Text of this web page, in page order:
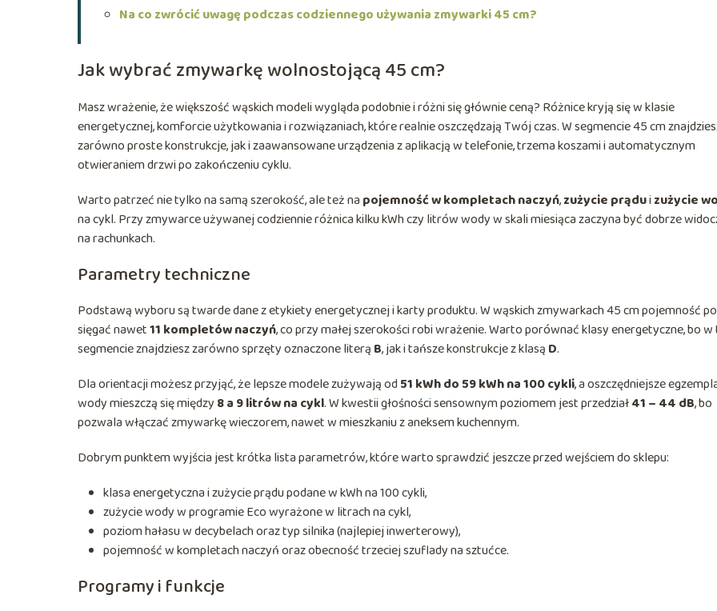
Na co zwrócić uwagę podczas codziennego używania zmywarki 45 cm?
Jak wybrać zmywarkę wolnostojącą 45 cm?
Masz wrażenie, że większość wąskich modeli wygląda podobnie i różni się głównie ceną? Różnice kryją się w klasie
energetycznej, komforcie użytkowania i rozwiązaniach, które realnie oszczędzają Twój czas. W segmencie 45 cm
zarówno proste konstrukcje, jak i zaawansowane urządzenia z aplikacją w telefonie, trzema koszami i automatycznym
otwieraniem drzwi po zakończeniu cyklu.
Warto patrzeć nie tylko na samą szerokość, ale też na pojemność w kompletach naczyń,zużycie prądui zużycie
na cykl. Przy zmywarce używanej codziennie różnica kilku kWh czy litrów wody w skali miesiąca zaczyna być dobrze
na rachunkach.
Parametry techniczne
Podstawą wyboru są twarde dane z etykiety energetycznej i karty produktu. W wąskich zmywarkach 45 cm pojemność
sięgać nawet11 kompletów naczyń, co przy małej szerokości robi wrażenie. Warto porównać klasy energetyczne, bo
segmencie znajdziesz zarówno sprzęty oznaczone literą B, jak i tańsze konstrukcje z klasą D.
Dla orientacji możesz przyjąć, że lepsze modele zużywają od 51 kWh do 59 kWh na 100 cykli, a oszczędniejsze
wody mieszczą się między 8 a 9 litrów na cykl. W kwestii głośności sensownym poziomem jest przedział41 – 44 dB, bo
pozwala włączać zmywarkę wieczorem, nawet w mieszkaniu z aneksem kuchennym.
Dobrym punktem wyjścia jest krótka lista parametrów, które warto sprawdzić jeszcze przed wejściem do sklepu:
klasa energetyczna i zużycie prądu podane w kWh na 100 cykli,
zużycie wody w programie Eco wyrażone w litrach na cykl,
poziom hałasu w decybelach oraz typ silnika (najlepiej inwerterowy),
pojemność w kompletach naczyń oraz obecność trzeciej szuflady na sztućce.
Programy i funkcje